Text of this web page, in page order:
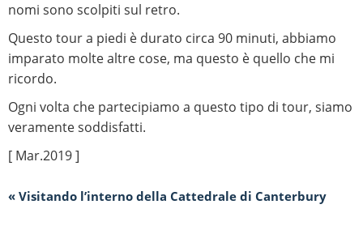
nomi sono scolpiti sul retro.
Questo tour a piedi è durato circa 90 minuti, abbiamo
imparato molte altre cose, ma questo è quello che mi
ricordo.
Ogni volta che partecipiamo a questo tipo di tour, siamo
veramente soddisfatti.
[ Mar.2019 ]
« Visitando l’interno della Cattedrale di Canterbury